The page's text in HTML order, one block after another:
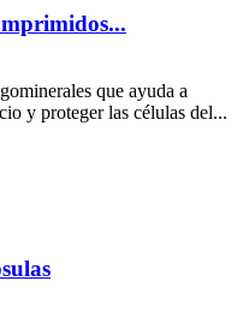
que ayuda a
y proteger las células del...